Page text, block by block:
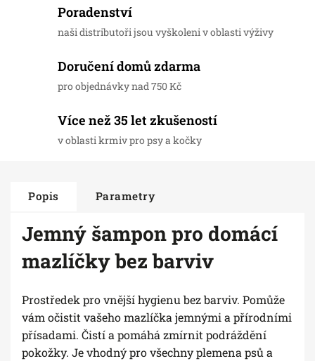
Poradenství
naši distributoři jsou vyškoleni v oblasti výživy
Doručení domů zdarma
pro objednávky nad 750 Kč
Více než 35 let zkušeností
v oblasti krmiv pro psy a kočky
Popis Parametry
Jemný šampon pro domácí
mazlíčky bez barviv
Prostředek pro vnější hygienu bez barviv. Pomůže
vám očistit vašeho mazlíčka jemnými a přírodními
přísadami. Čistí a pomáhá zmírnit podráždění
pokožky. Je vhodný pro všechny plemena psů a